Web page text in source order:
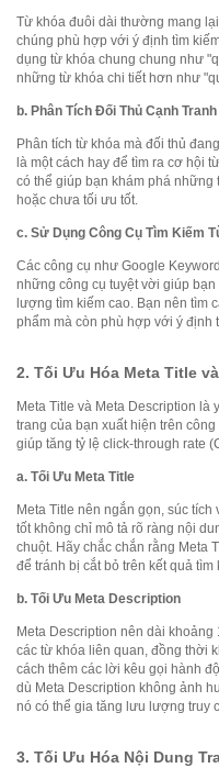
Từ khóa đuôi dài thường mang
chúng phù hợp với ý định tìm
dụng từ khóa chung chung như
những từ khóa chi tiết hơn như
b. Phân Tích Đối Thủ Cạnh Tranh
Phân tích từ khóa mà đối thủ
là một cách hay để tìm ra cơ hội
có thể giúp bạn khám phá những
hoặc chưa tối ưu tốt.
c. Sử Dụng Công Cụ Tìm Kiếm
Các công cụ như Google
những công cụ tuyệt vời giúp
lượng tìm kiếm cao. Bạn nên tìm
phẩm mà còn phù hợp với ý định
2. Tối Ưu Hóa Meta Title
Meta Title và Meta Description
trang của bạn xuất hiện trên
giúp tăng tỷ lệ click-through rate
a. Tối Ưu Meta Title
Meta Title nên ngắn gọn, súc
tốt không chỉ mô tả rõ ràng nội
chuột. Hãy chắc chắn rằng Meta
để tránh bị cắt bỏ trên kết quả tìm
b. Tối Ưu Meta Description
Meta Description nên dài
các từ khóa liên quan, đồng thời
cách thêm các lời kêu gọi hành
dù Meta Description không ảnh
nó có thể gia tăng lưu lượng truy
3. Tối Ưu Hóa Nội Dung